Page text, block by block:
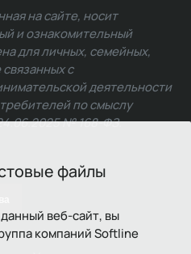
файлы
веб-сайт, вы
компаний Softline
на сайте, носит
и ознакомительный
для личных, семейных,
с
деятельности
по смыслу
№ 168-ФЗ.